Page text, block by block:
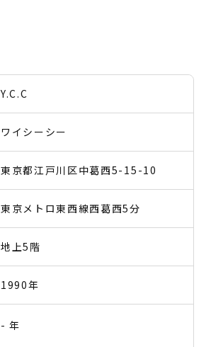
Y.C.C
ワイシーシー
東京都江戸川区中葛西5-15-10
東京メトロ東西線西葛西5分
地上5階
1990年
- 年